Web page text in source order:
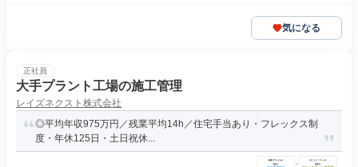
気になる
正社員
大手プラント工場の施工管理
レイズネクスト株式会社
◎平均年収975万円／残業平均14h／住宅手当あり・フレックス制
度・年休125日・土日祝休...